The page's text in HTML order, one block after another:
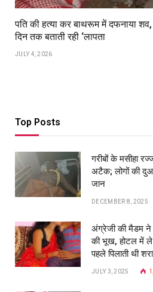
पति की हत्या कर बाथरूम में दफनाया
दिन तक बताती रही ‘लापता
JULY 4, 2026
Top Posts
गरीबों के मसीहा
अटैक; लोगों की
जान
DECEMBER 8, 2025
अंग्रेजी की मैडम ने
की भूख, होटल में ले
पहले पिलाती थी
JULY 3, 2025